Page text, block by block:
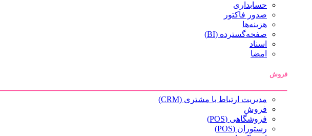
حسابداری
صدور فاکتور
هزینه‌ها
صفحه‌گسترده (BI)
اسناد
امضا
فروش
مدیریت ارتباط با مشتری (CRM)
فروش
فروشگاهی (POS)
رستوران (POS)